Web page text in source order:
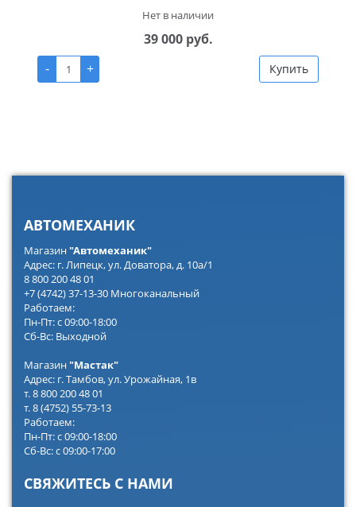
Нет в наличии
39 000 руб.
-
+ Купить
АВТОМЕХАНИК
Магазин"Автомеханик"
Адрес: г. Липецк, ул. Доватора, д. 10а/1
8 800 200 48 01
+7 (4742) 37-13-30 Многоканальный
Работаем:
Пн-Пт: с 09:00-18:00
Сб-Вс: Выходной
Магазин"Мастак"
Адрес: г. Тамбов, ул. Урожайная, 1в
т. 8 800 200 48 01
т. 8 (4752) 55-73-13
Работаем:
Пн-Пт: с 09:00-18:00
Сб-Вс: с 09:00-17:00
СВЯЖИТЕСЬ С НАМИ